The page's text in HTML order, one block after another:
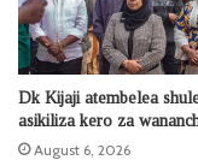
Dk Kijaji atembelea
asikiliza kero za
August 6, 2026